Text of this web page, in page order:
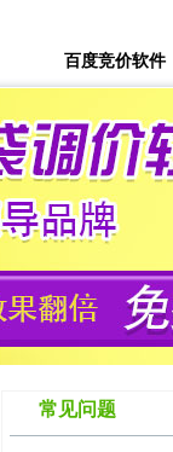
百度竞价软件
常见问题